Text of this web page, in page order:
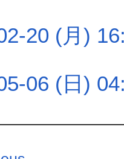
20 (月)
06 (日)